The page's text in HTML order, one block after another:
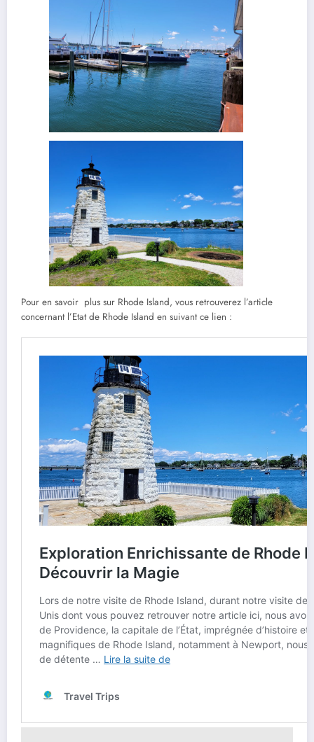
Pour en savoir plus sur Rhode Island, vous retrouverez l’article
concernant l’Etat de Rhode Island en suivant ce lien :